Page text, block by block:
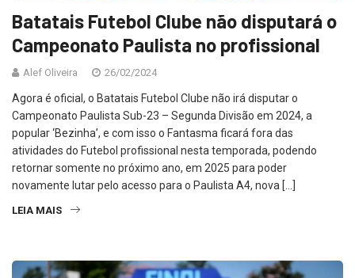
Batatais Futebol Clube não disputará o
Campeonato Paulista no profissional
Alef Oliveira 26/02/2024
Agora é oficial, o Batatais Futebol Clube não irá disputar o
Campeonato Paulista Sub-23 – Segunda Divisão em 2024, a
popular ‘Bezinha’, e com isso o Fantasma ficará fora das
atividades do Futebol profissional nesta temporada, podendo
retornar somente no próximo ano, em 2025 para poder
novamente lutar pelo acesso para o Paulista A4, nova […]
LEIA MAIS